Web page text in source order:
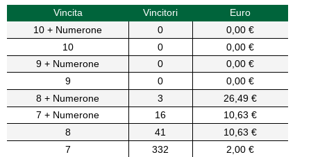
Vincita Vincitori
Euro
10 + Numerone
0
0,00 €
10
0
0,00 €
9 + Numerone
0
0,00 €
9
0
0,00 €
8 + Numerone
3
26,49 €
7 + Numerone
16
10,63 €
8
41
10,63 €
7
332
2,00 €